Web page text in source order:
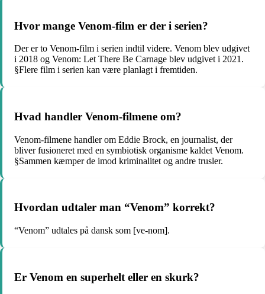
Hvor mange Venom-film er der i serien?
Der er to Venom-film i serien indtil videre. Venom blev udgivet
i 2018 og Venom: Let There Be Carnage blev udgivet i 2021.
§Flere film i serien kan være planlagt i fremtiden.
Hvad handler Venom-filmene om?
Venom-filmene handler om Eddie Brock, en journalist, der
bliver fusioneret med en symbiotisk organisme kaldet Venom.
§Sammen kæmper de imod kriminalitet og andre trusler.
Hvordan udtaler man “Venom” korrekt?
“Venom” udtales på dansk som [ve-nom].
Er Venom en superhelt eller en skurk?